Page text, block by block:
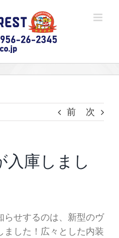
前 次
入庫しまし
らせするのは、新型のヴ
ました！広々とした内装